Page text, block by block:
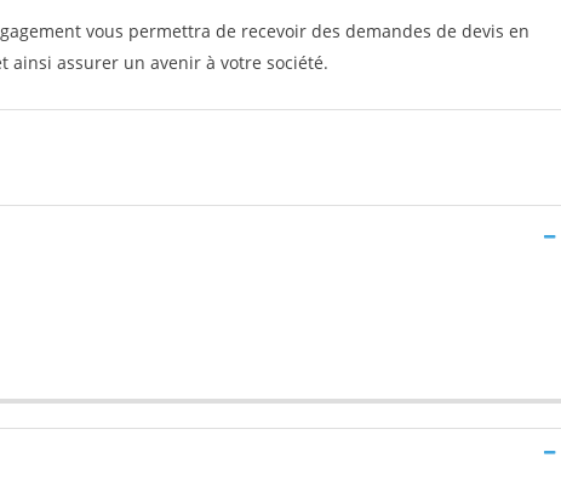
vous permettra de recevoir des demandes de devis en
ainsi assurer un avenir à votre société.